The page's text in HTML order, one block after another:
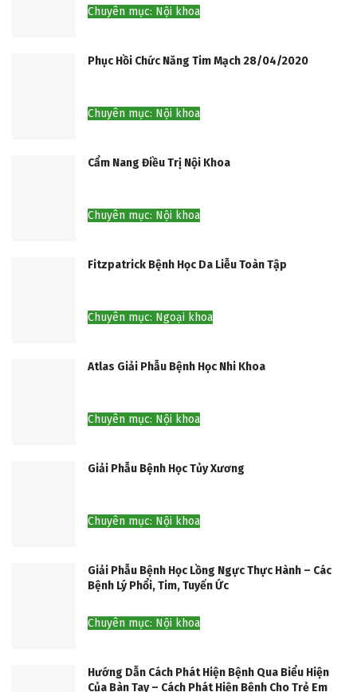
Chuyên mục: Nội khoa
Phục Hồi Chức Năng Tim Mạch 28/04/2020
Chuyên mục: Nội khoa
Cẩm Nang Điều Trị Nội Khoa
Chuyên mục: Nội khoa
Fitzpatrick Bệnh Học Da Liễu Toàn Tập
Chuyên mục: Ngoại khoa
Atlas Giải Phẫu Bệnh Học Nhi Khoa
Chuyên mục: Nội khoa
Giải Phẫu Bệnh Học Tủy Xương
Chuyên mục: Nội khoa
Giải Phẫu Bệnh Học Lồng Ngực Thực Hành – Các
Bệnh Lý Phổi, Tim, Tuyến Ức
Chuyên mục: Nội khoa
Hướng Dẫn Cách Phát Hiện Bệnh Qua Biểu Hiện
Của Bàn Tay – Cách Phát Hiện Bệnh Cho Trẻ Em